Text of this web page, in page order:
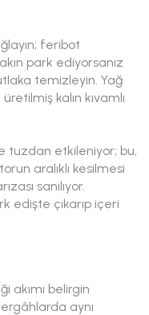
feribot
park ediyorsanız
temizleyin. Yağ
kalın kıvamlı
tuzdan etkileniyor; bu,
aralıklı kesilmesi
sanılıyor.
edişte çıkarıp içeri
akımı belirgin
aynı